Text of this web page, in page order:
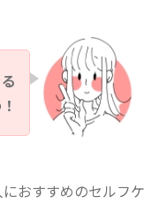
おすすめのセルフケ